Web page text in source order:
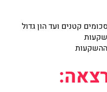
קטנים ועד הון גדול
ההשקעות